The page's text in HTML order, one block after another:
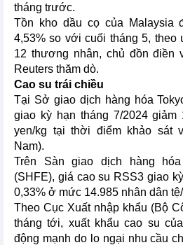
tháng trước.
Tồn kho dầu cọ của Malaysia
4,53% so với cuối tháng 5, theo
12 thương nhân, chủ đồn điền
Reuters thăm dò.
Cao su trái chiều
Tại Sở giao dịch hàng hóa
giao kỳ hạn tháng 7/2024 giảm
yen/kg tại thời điểm khảo sát
Nam).
Trên Sàn giao dịch hàng
(SHFE), giá cao su RSS3 giao
0,33% ở mức 14.985 nhân dân
Theo Cục Xuất nhập khẩu (Bộ
tháng tới, xuất khẩu cao su
động mạnh do lo ngại nhu cầu